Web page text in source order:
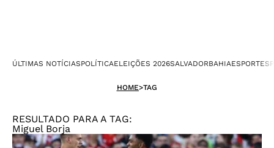
ÚLTIMAS NOTÍCIASPOLÍTICAELEIÇÕES 2026SALVADORBAHIAESPORTES
HOME>TAG
RESULTADO PARA A TAG:
Miguel Borja